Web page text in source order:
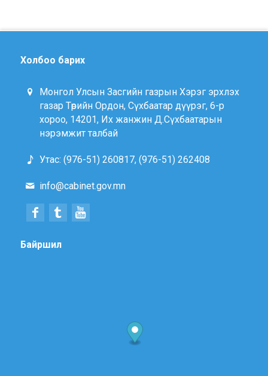
Холбоо барих
Монгол Улсын Засгийн газрын Хэрэг эрхлэх
газар Төрийн Ордон, Сүхбаатар дүүрэг, 6-р
хороо, 14201, Их жанжин Д.Сүхбаатарын
нэрэмжит талбай
Утас: (976-51) 260817, (976-51) 262408
info@cabinet.gov.mn
Байршил